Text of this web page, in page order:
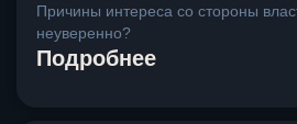
Причины интереса со стороны
неуверенно?
Подробнее